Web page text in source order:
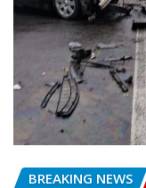
BREAKING NEWS